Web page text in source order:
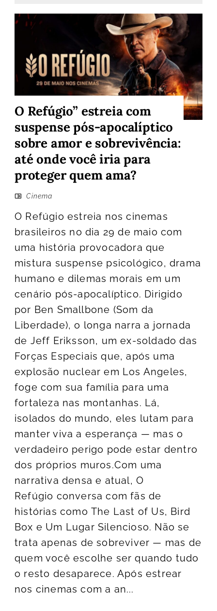
O Refúgio” estreia com
suspense pós-apocalíptico
sobre amor e sobrevivência:
até onde você iria para
proteger quem ama?
Cinema
O Refúgio estreia nos cinemas
brasileiros no dia 29 de maio com
uma história provocadora que
mistura suspense psicológico, drama
humano e dilemas morais em um
cenário pós-apocalíptico. Dirigido
por Ben Smallbone (Som da
Liberdade), o longa narra a jornada
de Jeff Eriksson, um ex-soldado das
Forças Especiais que, após uma
explosão nuclear em Los Angeles,
foge com sua família para uma
fortaleza nas montanhas. Lá,
isolados do mundo, eles lutam para
manter viva a esperança — mas o
verdadeiro perigo pode estar dentro
dos próprios muros.Com uma
narrativa densa e atual, O
Refúgio conversa com fãs de
histórias como The Last of Us, Bird
Box e Um Lugar Silencioso. Não se
trata apenas de sobreviver — mas de
quem você escolhe ser quando tudo
o resto desaparece. Após estrear
nos cinemas com a an...